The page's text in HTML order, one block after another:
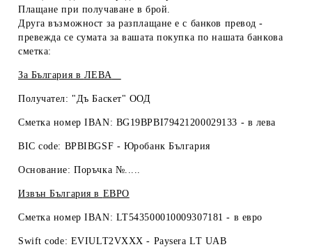
Плащане при получаване в брой.
Друга възможност за разплащане е с банков превод -
превежда се сумата за вашата покупка по нашата банкова
сметка:
За България в ЛЕВА
Получател: "Дъ Баскет" ООД
Сметка номер IBAN: BG19BPBI79421200029133 - в лева
BIC code: BPBIBGSF - Юробанк България
Основание: Поръчка №.....
Извън България в ЕВРО
Сметка номер IBAN: LT543500010009307181 - в евро
Swift code: EVIULT2VXXX - Paysera LT UAB